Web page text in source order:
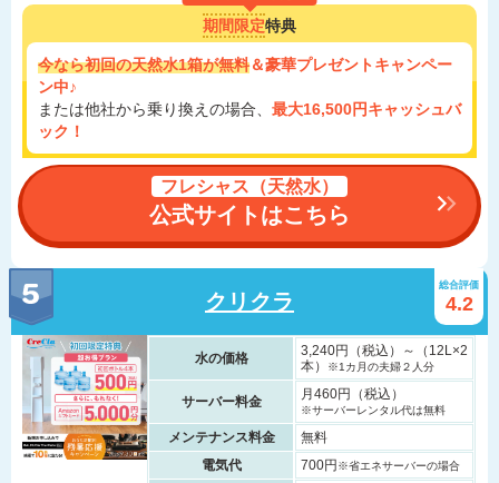
期間限定特典
今なら初回の天然水1箱が無料＆豪華プレゼントキャンペー
ン中♪
または他社から乗り換えの場合、 最大16,500円キャッシュバ
ック！
フレシャス（天然水）
公式サイトはこちら
クリクラ
総合評価
4.2
水の価格
3,240円（税込）～（12L×2
本）
※1カ月の夫婦２人分
サーバー料金 月460円（税込）
※サーバーレンタル代は無料
メンテナンス料金
無料
電気代
700円※省エネサーバーの場合